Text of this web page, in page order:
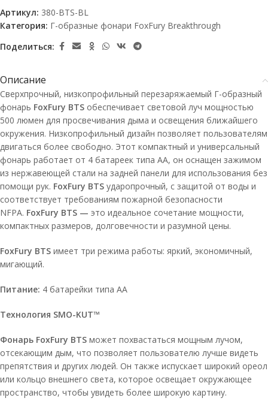
Артикул: 380-BTS-BL
Категория: Г-образные фонари FoxFury Breakthrough
Поделиться:
Описание
Сверхпрочный, низкопрофильный перезаряжаемый Г-образный
фонарь FoxFury BTS обеспечивает световой луч мощностью
500 люмен для просвечивания дыма и освещения ближайшего
окружения. Низкопрофильный дизайн позволяет пользователям
двигаться более свободно. Этот компактный и универсальный
фонарь работает от 4 батареек типа АА, он оснащен зажимом
из нержавеющей стали на задней панели для использования без
помощи рук. FoxFury BTS ударопрочный, с защитой от воды и
соответствует требованиям пожарной безопасности
NFPA. FoxFury BTS — это идеальное сочетание мощности,
компактных размеров, долговечности и разумной цены.
FoxFury BTS имеет три режима работы: яркий, экономичный,
мигающий.
Питание: 4 батарейки типа АА
Технология SMO-KUT™
Фонарь FoxFury BTS может похвастаться мощным лучом,
отсекающим дым, что позволяет пользователю лучше видеть
препятствия и других людей. Он также испускает широкий ореол
или кольцо внешнего света, которое освещает окружающее
пространство, чтобы увидеть более широкую картину.